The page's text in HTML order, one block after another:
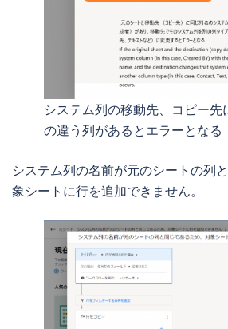
システム列の移動先、コピー先
の違う列があるとエラーとなる
システム列の名前が元のシートの列
象シートに行を追加できません。